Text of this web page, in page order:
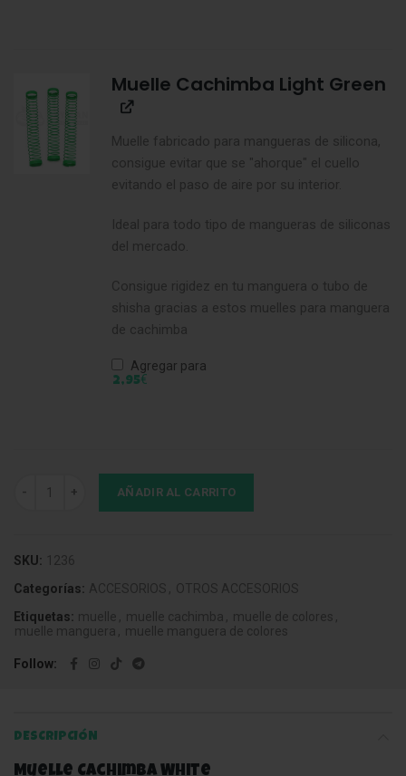
Muelle Cachimba Light Green
Muelle fabricado para mangueras de silicona,
consigue evitar que se "ahorque" el cuello
evitando el paso de aire por su interior.
Ideal para todo tipo de mangueras de siliconas
del mercado.
Consigue rigidez en tu manguera o tubo de
shisha gracias a estos muelles para manguera
de cachimba
Agregar para
2,95€
Muelle Cachimba White cantidad
AÑADIR AL CARRITO
SKU:
1236
Categorías: ACCESORIOS , OTROS ACCESORIOS
Etiquetas: muelle , muelle cachimba , muelle de colores ,
muelle manguera , muelle manguera de colores
Follow
DESCRIPCIÓN
Muelle Cachimba White